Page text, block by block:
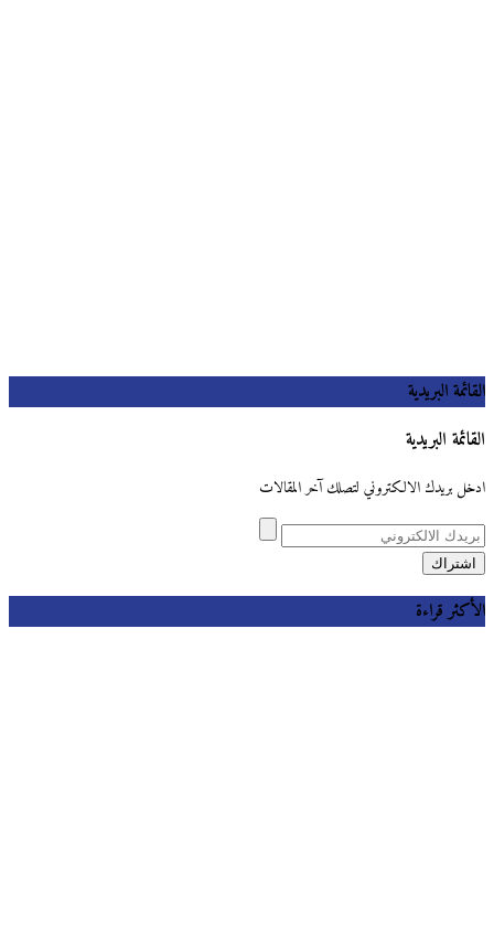
القائمة البريدية
القائمة البريدية
ادخل بريدك الالكتروني لتصلك آخر المقالات
الأكثر قراءة